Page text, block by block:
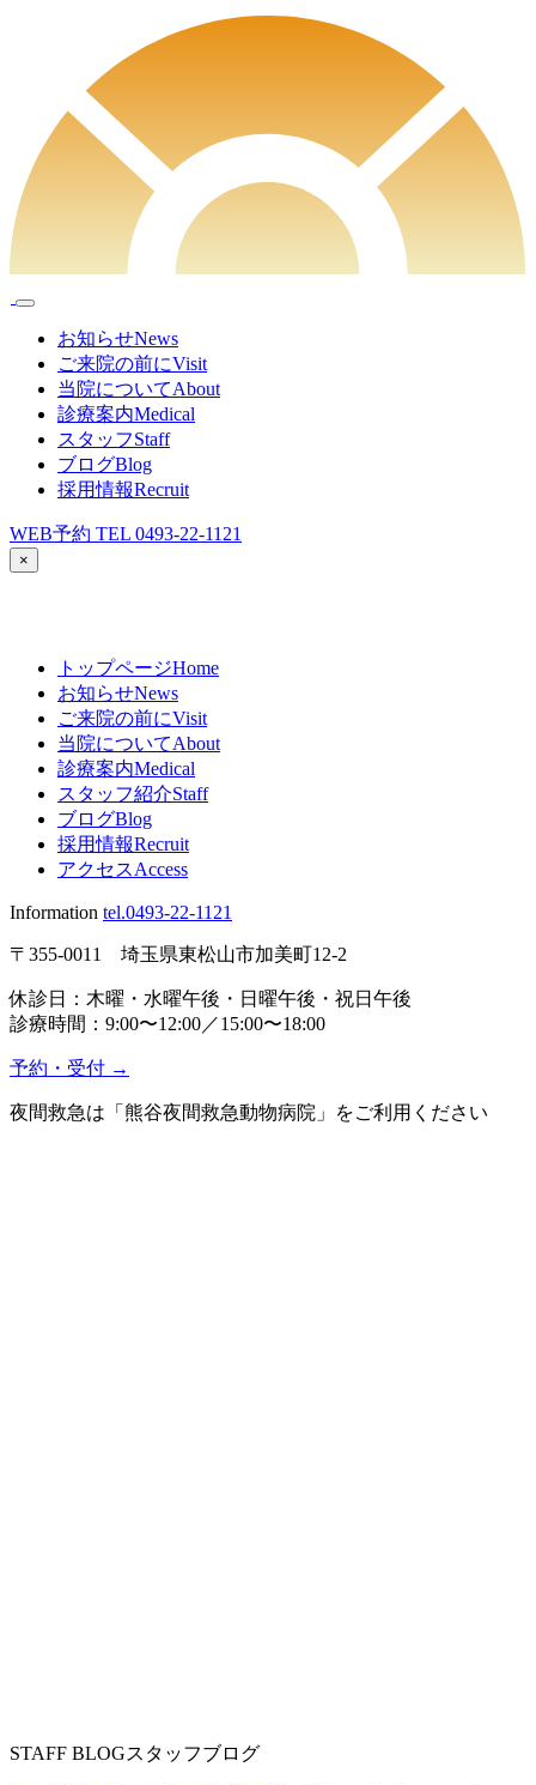
お知らせNews
ご来院の前にVisit
当院についてAbout
診療案内Medical
スタッフStaff
ブログBlog
採用情報Recruit
WEB予約 TEL 0493-22-1121
×
トップページHome
お知らせNews
ご来院の前にVisit
当院についてAbout
診療案内Medical
スタッフ紹介Staff
ブログBlog
採用情報Recruit
アクセスAccess
Information tel.0493-22-1121
〒355-0011 埼玉県東松山市加美町12-2
休診日：木曜・水曜午後・日曜午後・祝日午後
診療時間：9:00〜12:00／15:00〜18:00
予約・受付 →
夜間救急は「熊谷夜間救急動物病院」をご利用ください
STAFF BLOGスタッフブログ